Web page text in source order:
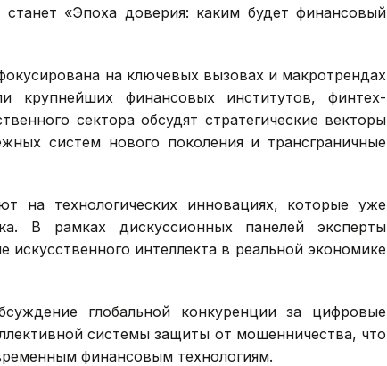
«Эпоха доверия: каким будет финансовый
на ключевых вызовах и макротрендах
крупнейших финансовых институтов, финтех-
сектора обсудят стратегические векторы
систем нового поколения и трансграничные
на технологических инновациях, которые уже
В рамках дискуссионных панелей эксперты
искусственного интеллекта в реальной экономике
глобальной конкуренции за цифровые
системы защиты от мошенничества, что
финансовым технологиям.